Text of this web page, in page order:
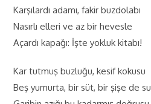
Karşılardı adamı, fakir buzdolabı
Nasırlı elleri ve az bir hevesle
Açardı kapağı: İşte yokluk kitabı!
Kar tutmuş buzluğu, kesif kokusu
Beş yumurta, bir süt, bir şişe de su